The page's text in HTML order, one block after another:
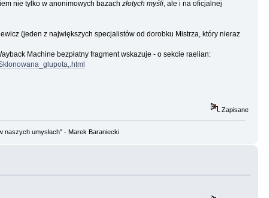
nie tylko w anonimowych bazach złotych myśli, ale i na oficjalnej
(jeden z największych specjalistów od dorobku Mistrza, który nieraz
Machine bezpłatny fragment wskazuje - o sekcie raelian:
Zapisane
naszych umysłach" - Marek Baraniecki